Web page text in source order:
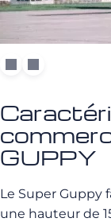
GUPPY
Le Super Guppy
une hauteur de